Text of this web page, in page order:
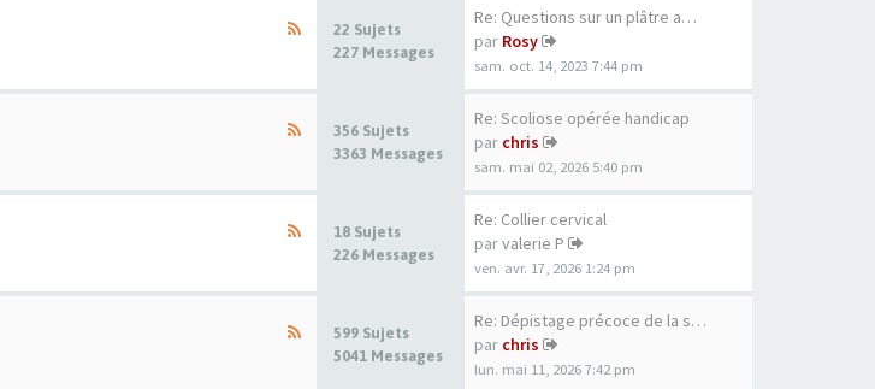
22 Sujets
227 Messages
Re: Questions sur un plâtre a…
par Rosy
sam. oct. 14, 2023 7:44 pm
356 Sujets
3363 Messages
Re: Scoliose opérée handicap
par chris
sam. mai 02, 2026 5:40 pm
18 Sujets
226 Messages
Re: Collier cervical
parvalerie P
ven. avr. 17, 2026 1:24 pm
599 Sujets
5041 Messages
Re: Dépistage précoce de la s…
par chris
lun. mai 11, 2026 7:42 pm